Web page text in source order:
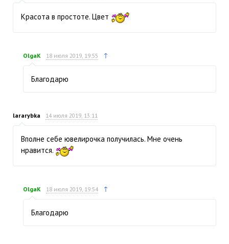
Красота в простоте. Цвет
OlgaK 18 июля 2019, 19:55 ↑
Благодарю
lararybka 14 июля 2019, 13:11
Вполне себе ювелирочка получилась. Мне очень
нравится.
OlgaK 18 июля 2019, 19:54 ↑
Благодарю